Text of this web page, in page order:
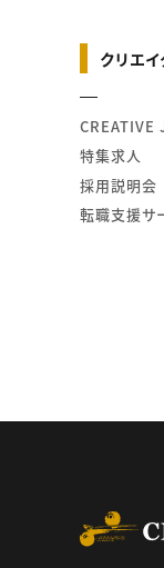
クリエ
CREATIVE
特集求人
採用説明会
転職支援サ